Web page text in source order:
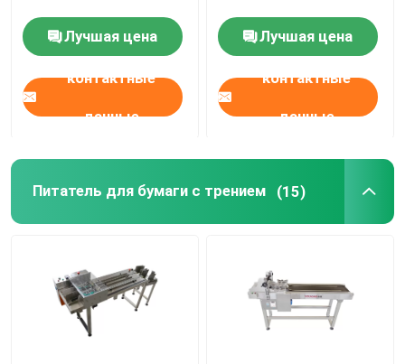
Система слежения и отслеживания
Система визуального контроля
Лучшая цена
контактные
данные
Лучшая цена
контактные
данные
Питатель для бумаги с трением (15)